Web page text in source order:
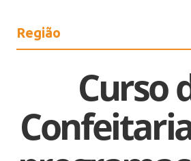
Região
Curso